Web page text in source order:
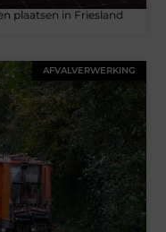
plaatsen in Friesland
AFVALVERWERKING